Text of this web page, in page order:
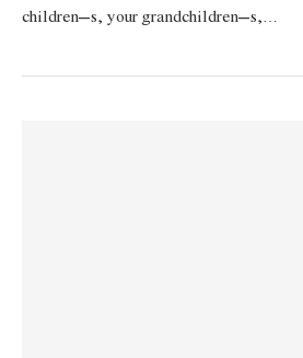
children’s, your grandchildren’s,…